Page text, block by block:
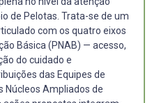
de Pelotas. Trata-se de um
com os quatro eixos
Básica (PNAB) — acesso,
do cuidado e
das Equipes de
Núcleos Ampliados de